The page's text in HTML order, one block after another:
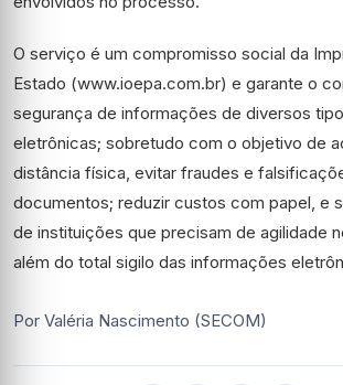
O serviço é um compromisso social da
Estado (www.ioepa.com.br) e garante o
segurança de informações de diversos
eletrônicas; sobretudo com o objetivo de
distância física, evitar fraudes e
documentos; reduzir custos com papel, e
de instituições que precisam de agilidade
além do total sigilo das informações
Por Valéria Nascimento (SECOM)